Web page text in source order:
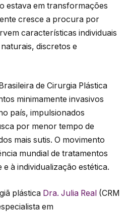
estava em transformações
cresce a procura por
características individuais
discretos e
de Cirurgia Plástica
minimamente invasivos
país, impulsionados
por menor tempo de
mais sutis. O movimento
mundial de tratamentos
à individualização estética.
plástica Dra. Julia Real (CRM
em